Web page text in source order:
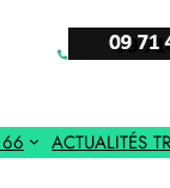
66 ACTUALITÉS